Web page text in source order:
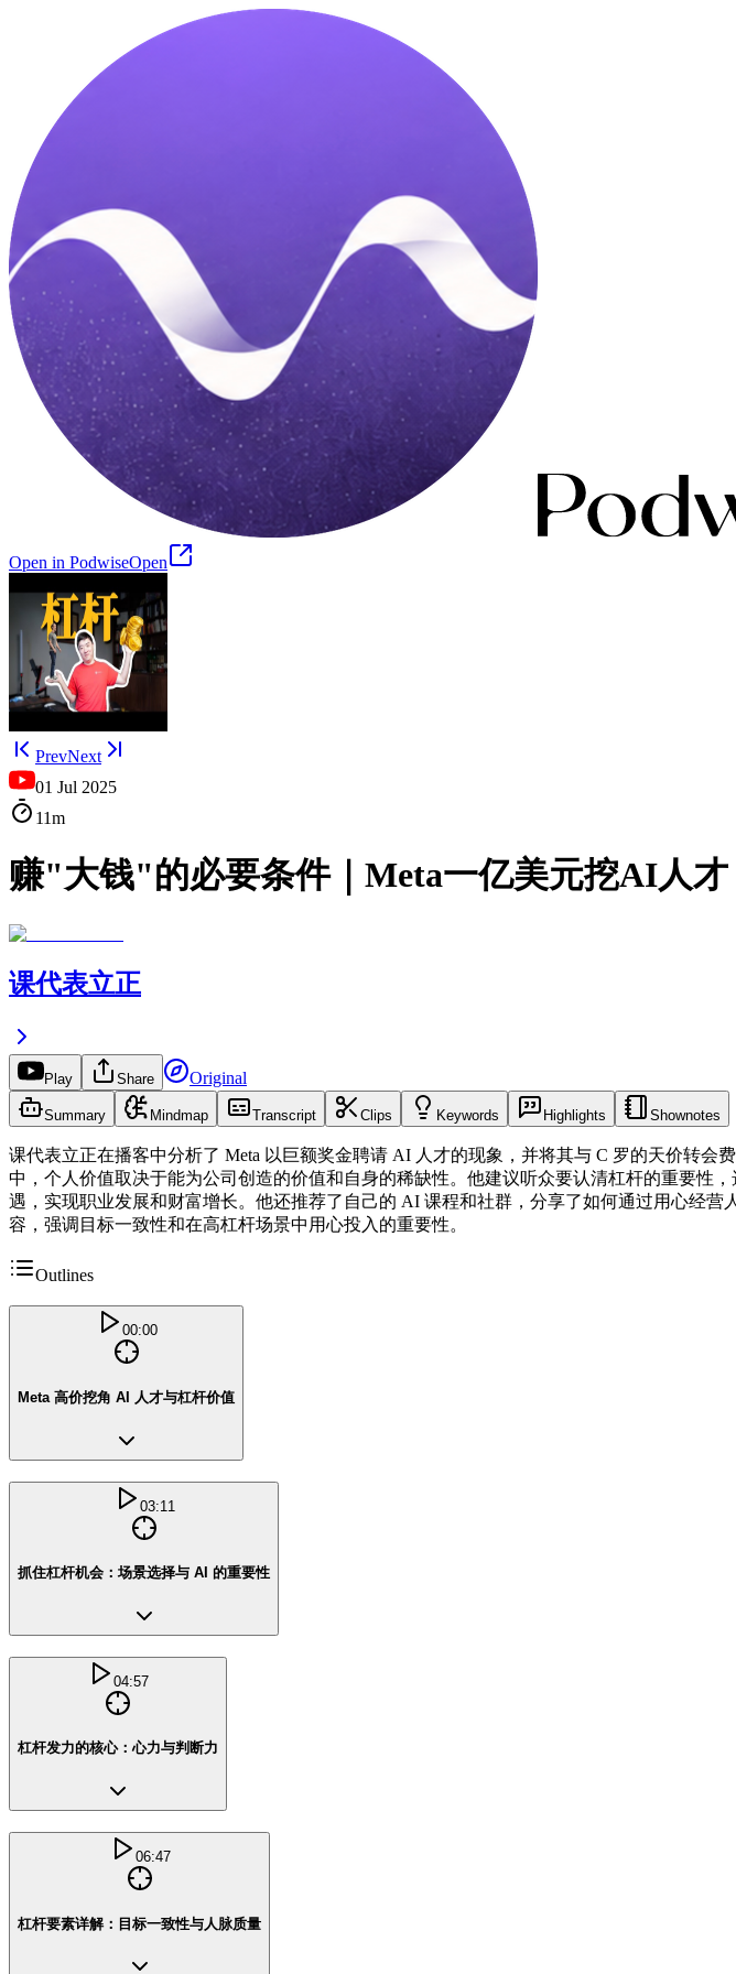
Open in PodwiseOpen
PrevNext
01 Jul 2025
11m
赚"大钱"的必要条件｜Meta一亿美元挖AI人
课代表立正
Play Share Original
Summary Mindmap Transcript Clips Keywords Highlights Shownotes
课代表立正在播客中分析了 Meta 以巨额奖金聘请 AI 人才的现象，并将其与 C 罗的天价转
中，个人价值取决于能为公司创造的价值和自身的稀缺性。他建议听众要认清杠杆的重要性
遇，实现职业发展和财富增长。他还推荐了自己的 AI 课程和社群，分享了如何通过用心经
容，强调目标一致性和在高杠杆场景中用心投入的重要性。
Outlines
00:00
Meta 高价挖角 AI 人才与杠杆价值
03:11
抓住杠杆机会：场景选择与 AI 的重要性
04:57
杠杆发力的核心：心力与判断力
06:47
杠杆要素详解：目标一致性与人脉质量